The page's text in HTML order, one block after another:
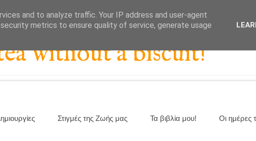
without a biscuit!
Στιγμές της Ζωής μας Τα βιβλία μου! Οι ημέρες
and to analyze traffic. Your IP address and user-agent
metrics to ensure quality of service, generate usage